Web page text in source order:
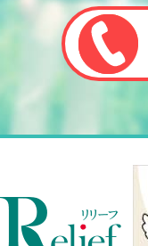
個人情報に関するお
ださい。
【個人情報問い合わ
〒663-8142 兵庫県
グッドホールディ
報保護相談窓口
６、当該業務の
お見積りおよびお取
合は業務の遂行が